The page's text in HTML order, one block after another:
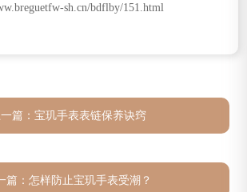
sh.cn/bdflby/151.html
一篇： 宝玑手表表链保养诀窍
篇： 怎样防止宝玑手表受潮？